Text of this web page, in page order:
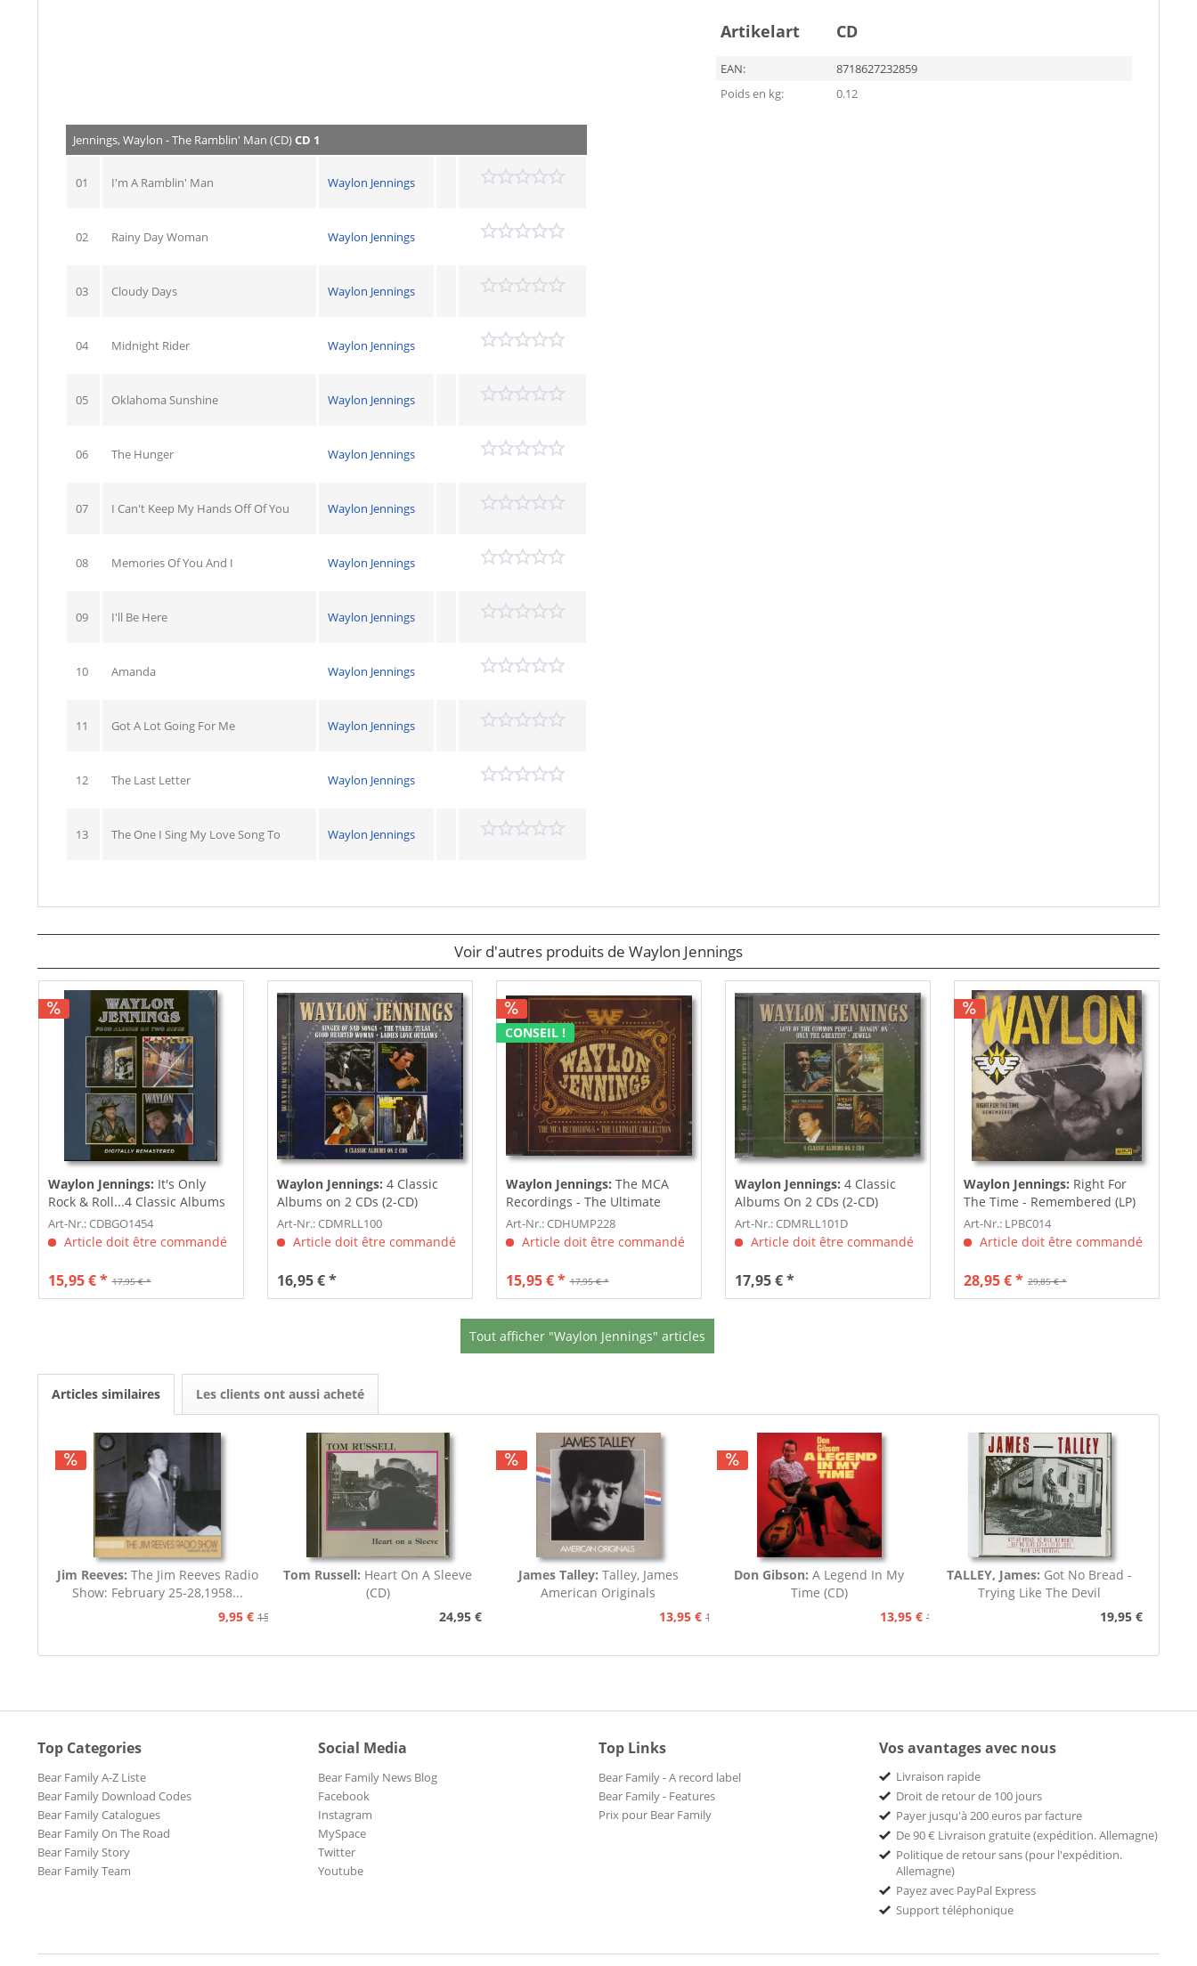
Artikelart CD
EAN:
8718627232859
Poids en kg:
0.12
Jennings, Waylon - The Ramblin' Man (CD)CD 1
01 I'm A Ramblin' Man Waylon Jennings
02 Rainy Day Woman Waylon Jennings
03 Cloudy Days Waylon Jennings
04 Midnight Rider Waylon Jennings
05 Oklahoma Sunshine Waylon Jennings
06 The Hunger Waylon Jennings
07 I Can't Keep My Hands Off Of You Waylon Jennings
08 Memories Of You And I Waylon Jennings
09 I'll Be Here Waylon Jennings
10 Amanda Waylon Jennings
11 Got A Lot Going For Me Waylon Jennings
12 The Last Letter Waylon Jennings
13 The One I Sing My Love Song To Waylon Jennings
Voir d'autres produits de Waylon Jennings
Waylon Jennings: It's Only
Rock & Roll...4 Classic Albums
(2-CD)
Art-Nr.: CDBGO1454
Article doit être commandé
17,95 € *
15,95 € *
Waylon Jennings: 4 Classic
Albums on 2 CDs (2-CD)
Art-Nr.: CDMRLL100
Article doit être commandé
16,95 € *
CONSEIL !
Waylon Jennings: The MCA
Recordings - The Ultimate
Collection...
Art-Nr.: CDHUMP228
Article doit être commandé
17,95 € *
15,95 € *
Waylon Jennings: 4 Classic
Albums On 2 CDs (2-CD)
Art-Nr.: CDMRLL101D
Article doit être commandé
17,95 € *
Waylon Jennings: Right For
The Time - Remembered (LP)
Art-Nr.: LPBC014
Article doit être commandé
29,85 € *
28,95 € *
Tout afficher "Waylon Jennings" articles
Articles similaires Les clients ont aussi acheté
Jim Reeves: The Jim Reeves Radio
Show: February 25-28,1958...
9,95 € 15,95 €
Tom Russell: Heart On A Sleeve
(CD)
24,95 €
James Talley: Talley, James
American Originals
13,95 € 15,95 €
Don Gibson:A Legend In My
Time (CD)
13,95 € 15,95 €
TALLEY, James: Got No Bread -
Trying Like The Devil
19,95 €
Top Categories
Bear Family A-Z Liste
Bear Family Download Codes
Bear Family Catalogues
Bear Family On The Road
Bear Family Story
Bear Family Team
Social Media
Bear Family News Blog
Facebook
Instagram
MySpace
Twitter
Youtube
Top Links
Bear Family - A record label
Bear Family - Features
Prix pour Bear Family
Vos avantages avec nous
Livraison rapide
Droit de retour de 100 jours
Payer jusqu'à 200 euros par facture
De 90 € Livraison gratuite (expédition. Allemagne)
Politique de retour sans (pour l'expédition.
Allemagne)
Payez avec PayPal Express
Support téléphonique